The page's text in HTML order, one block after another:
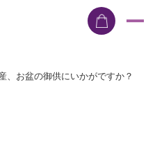
、お盆の御供にいかがですか？